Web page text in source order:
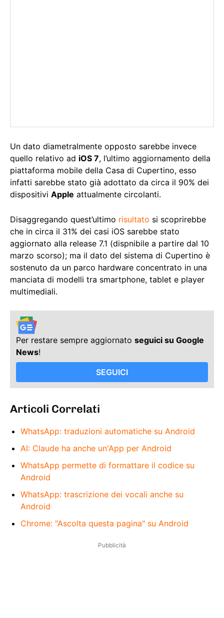
Un dato diametralmente opposto sarebbe invece
quello relativo ad iOS 7, l’ultimo aggiornamento della
piattaforma mobile della Casa di Cupertino, esso
infatti sarebbe stato già adottato da circa il 90% dei
dispositivi Apple attualmente circolanti.
Disaggregando quest’ultimo risultato si scoprirebbe
che in circa il 31% dei casi iOS sarebbe stato
aggiornato alla release 7.1 (dispnibile a partire dal 10
marzo scorso); ma il dato del sistema di Cupertino è
sostenuto da un parco hardware concentrato in una
manciata di modelli tra smartphone, tablet e player
multimediali.
Per restare sempre aggiornato seguici su Google
News!
SEGUICI
Articoli Correlati
WhatsApp: traduzioni automatiche su Android
AI: Claude ha anche un'App per Android
WhatsApp permette di formattare il codice su
Android
WhatsApp: trascrizione dei vocali anche su
Android
Chrome: "Ascolta questa pagina" su Android
Pubblicità